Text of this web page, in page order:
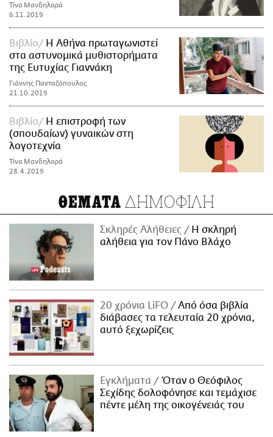
Τίνα Μανδηλαρά
6.11.2019
Βιβλίο
Η Αθήνα πρωταγωνιστεί
στα αστυνομικά μυθιστορήματα
της Ευτυχίας Γιαννάκη
Γιάννης Πανταζόπουλος
21.10.2019
Βιβλίο
Η επιστροφή των
(σπουδαίων) γυναικών στη
λογοτεχνία
Τίνα Μανδηλαρά
28.4.2019
ΘΕΜΑΤΑ ΔΗΜΟΦΙΛΗ
Σκληρές Αλήθειες
H σκληρή
αλήθεια για τον Πάνο Βλάχο
20 χρόνια LiFO
Από όσα βιβλία
διάβασες τα τελευταία 20 χρόνια,
αυτό ξεχωρίζεις
Εγκλήματα
Όταν ο Θεόφιλος
Σεχίδης δολοφόνησε και τεμάχισε
πέντε μέλη της οικογένειάς του